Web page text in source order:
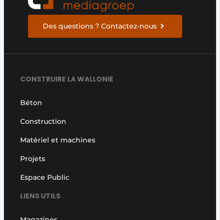
Des questions ? Contactez-nous
CONSTRUIRE LA WALLONIE
Béton
Construction
Matériel et machines
Projets
Espace Public
LIENS UTILS